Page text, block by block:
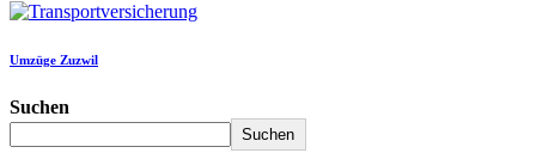
Umzüge Zuzwil
Suchen
Suchen